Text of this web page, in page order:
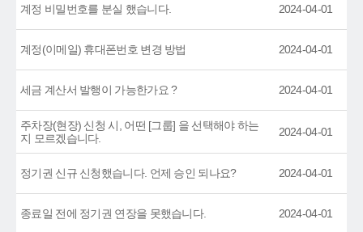
계정 비밀번호를 분실 했습니다. 2024-04-01
계정(이메일) 휴대폰번호 변경 방법 2024-04-01
세금 계산서 발행이 가능한가요 ? 2024-04-01
주차장(현장) 신청 시, 어떤 [그룹] 을 선택해야 하는
지 모르겠습니다.
2024-04-01
정기권 신규 신청했습니다. 언제 승인 되나요? 2024-04-01
종료일 전에 정기권 연장을 못했습니다. 2024-04-01